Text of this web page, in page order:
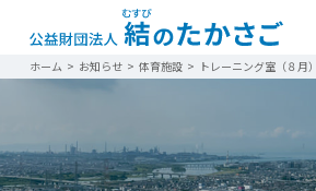
ホーム > お知らせ> 体育施設> トレーニング室（８月）